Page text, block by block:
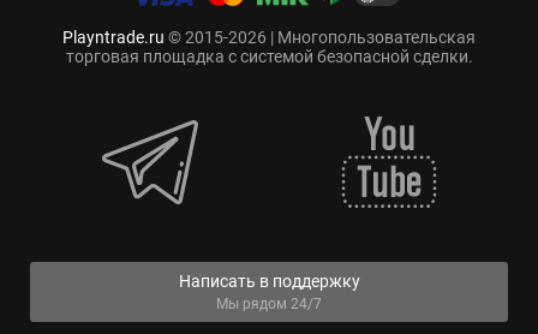
Playntrade.ru © 2015-2026 | Многопользовательская
торговая площадка с системой безопасной сделки.
Написать в поддержку
Мы рядом 24/7